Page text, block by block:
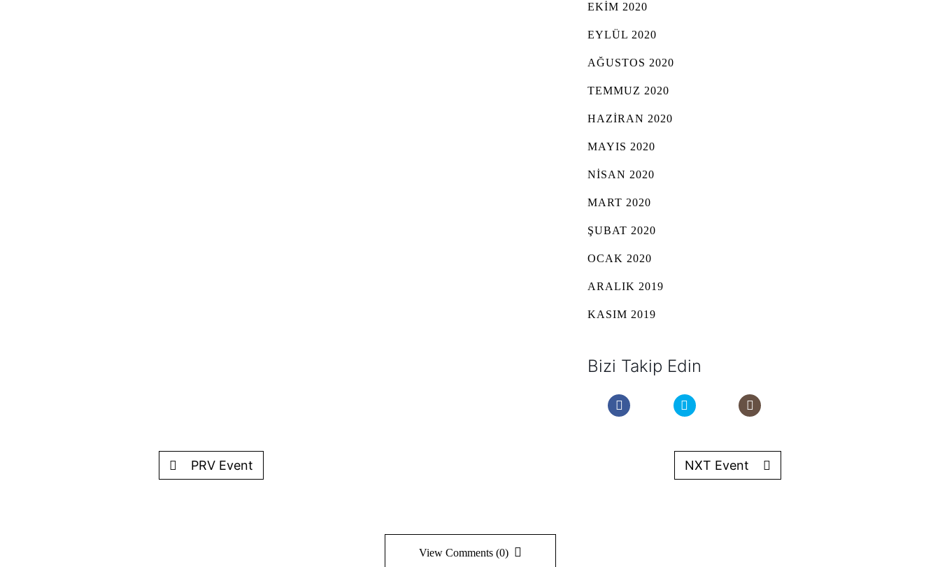
EKIM 2020
EYLÜL 2020
AĞUSTOS 2020
TEMMUZ 2020
HAZIRAN 2020
MAYIS 2020
NISAN 2020
MART 2020
ŞUBAT 2020
OCAK 2020
ARALIK 2019
KASIM 2019
Bizi Takip Edin
PRV Event NXT Event
View Comments (0)